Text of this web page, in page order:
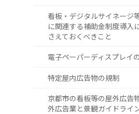
看板・デジタルサイネージ
に関連する補助金制度導入
さえておくべきこと
電子ペーパーディスプレイ
特定屋内広告物の規制
京都市の看板等の屋外広告
外広告業と景観ガイドライ